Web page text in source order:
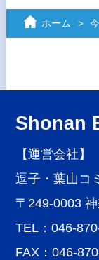
ホーム
Shonan
【運営会社】
逗子・葉山コ
〒249-0003
TEL：046-
FAX：046-